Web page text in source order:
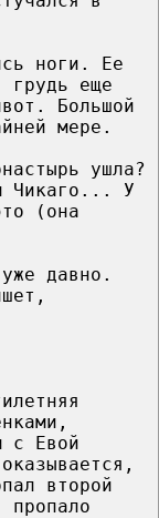
ноги. Ее
грудь еще
Большой
мере.
ушла?
Чикаго... У
(она
давно.
с Евой
второй